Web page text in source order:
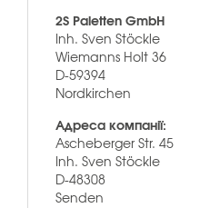
2S Paletten GmbH
Inh. Sven Stöckle
Wiemanns Holt 36
D-59394
Nordkirchen
Адреса компанії:
Ascheberger Str. 45
Inh. Sven Stöckle
D-48308
Senden